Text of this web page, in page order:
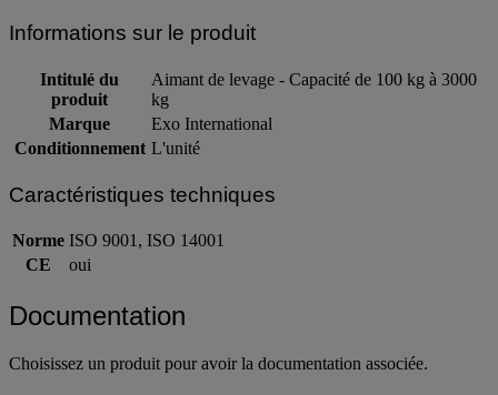
Informations sur le produit
Intitulé du
produit
Aimant de levage - Capacité de 100 kg à 3000
kg
Marque
Exo International
Conditionnement L'unité
Caractéristiques techniques
Norme ISO 9001, ISO 14001
CE
oui
Documentation
Choisissez un produit pour avoir la documentation associée.